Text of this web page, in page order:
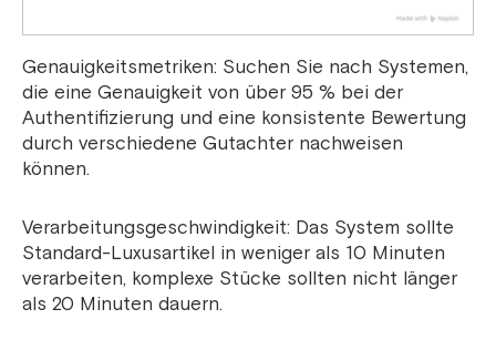
Genauigkeitsmetriken: Suchen Sie nach Systemen,
die eine Genauigkeit von über 95 % bei der
Authentifizierung und eine konsistente Bewertung
durch verschiedene Gutachter nachweisen
können.
Verarbeitungsgeschwindigkeit: Das System sollte
Standard-Luxusartikel in weniger als 10 Minuten
verarbeiten, komplexe Stücke sollten nicht länger
als 20 Minuten dauern.